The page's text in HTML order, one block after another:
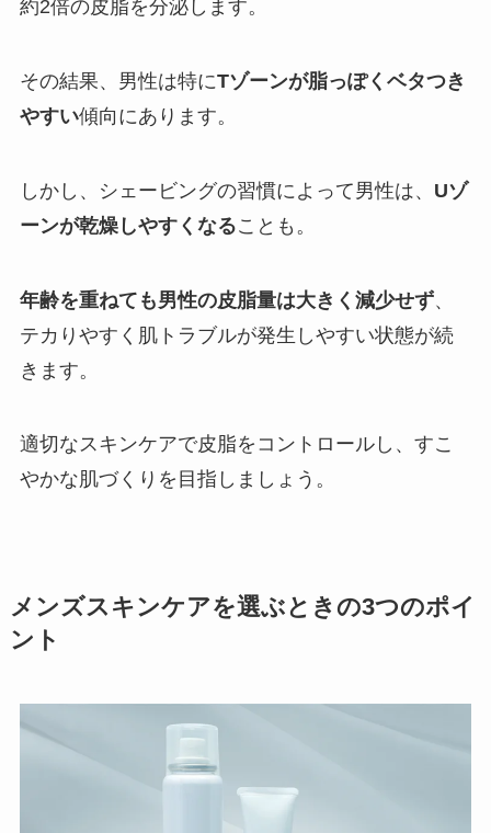
約2倍の皮脂を分泌します。
その結果、男性は特にTゾーンが脂っぽくベタつき
やすい傾向にあります。
しかし、シェービングの習慣によって男性は、 Uゾ
ーンが乾燥しやすくなることも。
年齢を重ねても男性の皮脂量は大きく減少せず、
テカりやすく肌トラブルが発生しやすい状態が続
きます。
適切なスキンケアで皮脂をコントロールし、すこ
やかな肌づくりを目指しましょう。
メンズスキンケアを選ぶときの3つのポイ
ント